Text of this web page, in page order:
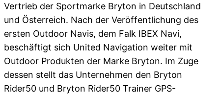
Vertrieb der Sportmarke Bryton in Deutschland
und Österreich. Nach der Veröffentlichung des
ersten Outdoor Navis, dem Falk IBEX Navi,
beschäftigt sich United Navigation weiter mit
Outdoor Produkten der Marke Bryton. Im Zuge
dessen stellt das Unternehmen den Bryton
Rider50 und Bryton Rider50 Trainer GPS-